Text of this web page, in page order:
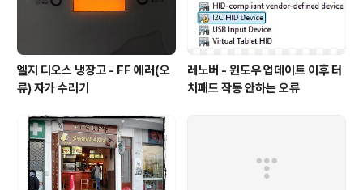
엘지 디오스 냉장고 - FF 에러(오
류) 자가 수리기
레노버 - 윈도우 업데이트 이후 터
치패드 작동 안하는 오류